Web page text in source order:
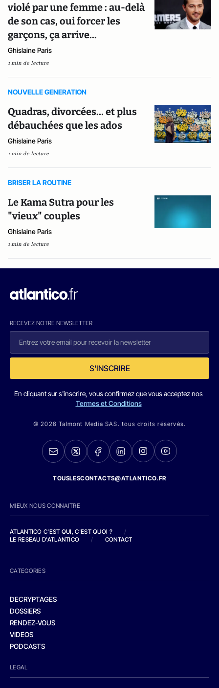
violé par une femme : au-delà
de son cas, oui forcer les
garçons, ça arrive...
Ghislaine Paris
1 min de lecture
NOUVELLE GENERATION
Quadras, divorcées… et plus
débauchées que les ados
Ghislaine Paris
1 min de lecture
BRISER LA ROUTINE
Le Kama Sutra pour les
"vieux" couples
Ghislaine Paris
1 min de lecture
RECEVEZ NOTRE NEWSLETTER
S'INSCRIRE
En cliquant sur s'inscrire, vous confirmez que vous acceptez nos
Termes et Conditions
© 2026 Talmont Media SAS. tous droits réservés.
TOUSLESCONTACTS@ATLANTICO.FR
MIEUX NOUS CONNAITRE
ATLANTICO C'EST QUI, C'EST QUOI ?
/
LE RESEAU D'ATLANTICO
/ CONTACT
CATEGORIES
DECRYPTAGES
DOSSIERS
RENDEZ-VOUS
VIDEOS
PODCASTS
LEGAL